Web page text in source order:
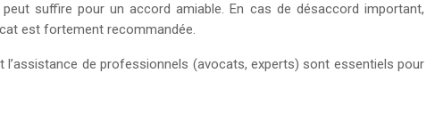
suffire pour un accord amiable. En cas de désaccord important,
est fortement recommandée.
de professionnels (avocats, experts) sont essentiels pour